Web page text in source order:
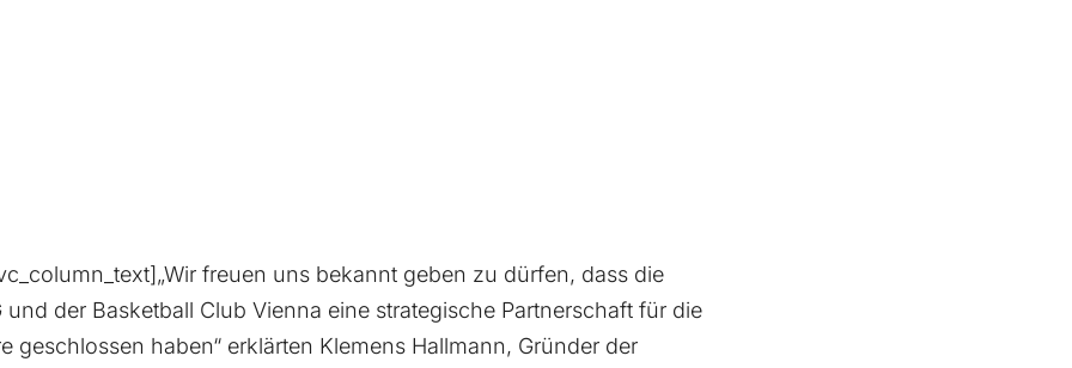
freuen uns bekannt geben zu dürfen, dass die
und der Basketball Club Vienna eine strategische Partnerschaft für die
geschlossen haben“ erklärten Klemens Hallmann, Gründer der